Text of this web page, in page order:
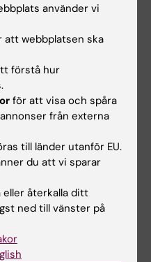
tumör- och
OnkPat
använder vi
att webbplatsen ska
förstå hur
för att visa och spåra
från externa
till länder utanför EU.
du att vi sparar
eller återkalla ditt
ned till vänster på